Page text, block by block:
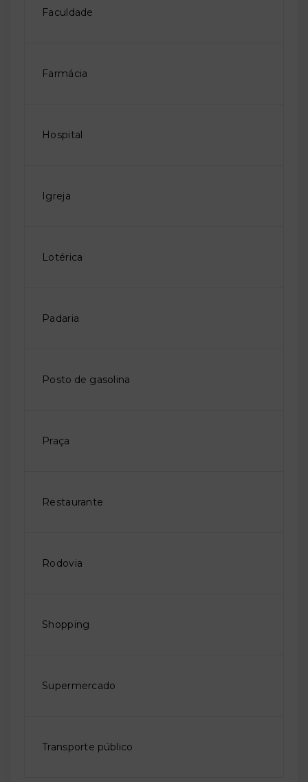
Faculdade
Farmácia
Hospital
Igreja
Lotérica
Padaria
Posto de gasolina
Praça
Restaurante
Rodovia
Shopping
Supermercado
Transporte público